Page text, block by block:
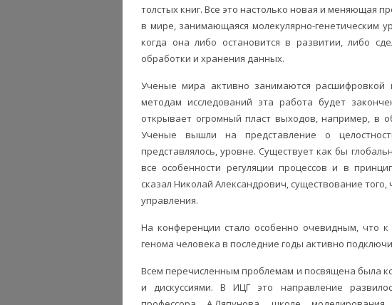
толстых книг. Все это настолько новая и меняющая
в мире, занимающаяся молекулярно-генетическим
когда она либо остановится в развитии, либо
обработки и хранения данных.
Ученые мира активно занимаются
методам исследований эта работа будет
открывает огромный пласт выходов, например, в
Ученые вышли на представление о
представлялось, уровне. Существует как бы
все особенности регуляции процессов и в
сказал Николай Александрович, существование
управления.
На конференции стало особенно очевидным, что
генома человека в последние годы активно
Всем перечисленным проблемам и посвящена была
и дискуссиями. В ИЦГ это направление